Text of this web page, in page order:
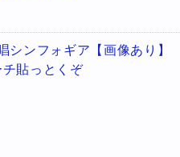
シンフォギア【画像あり】
貼っとくぞ